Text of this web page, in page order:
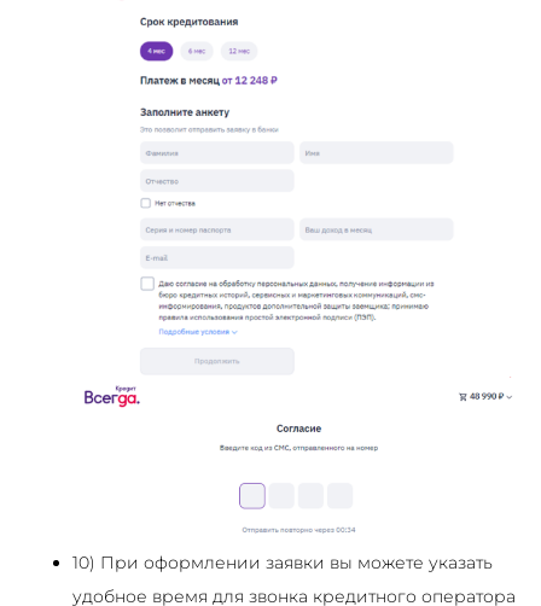
10) При оформлении заявки вы можете указать
удобное время для звонка кредитного оператора